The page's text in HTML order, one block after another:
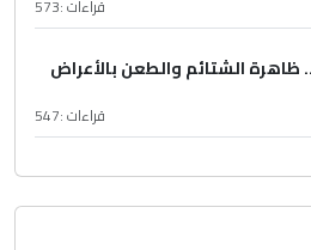
قراءات :573
ظاهرة الشتائم والطعن بالأعراض
قراءات :547